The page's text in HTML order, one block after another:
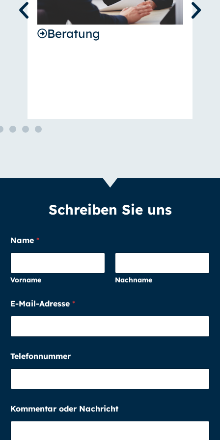
Beratung
Schreiben Sie uns
Name *
Vorname Nachname
E-Mail-Adresse *
Telefonnummer
a
c
Kommentar oder Nachricht